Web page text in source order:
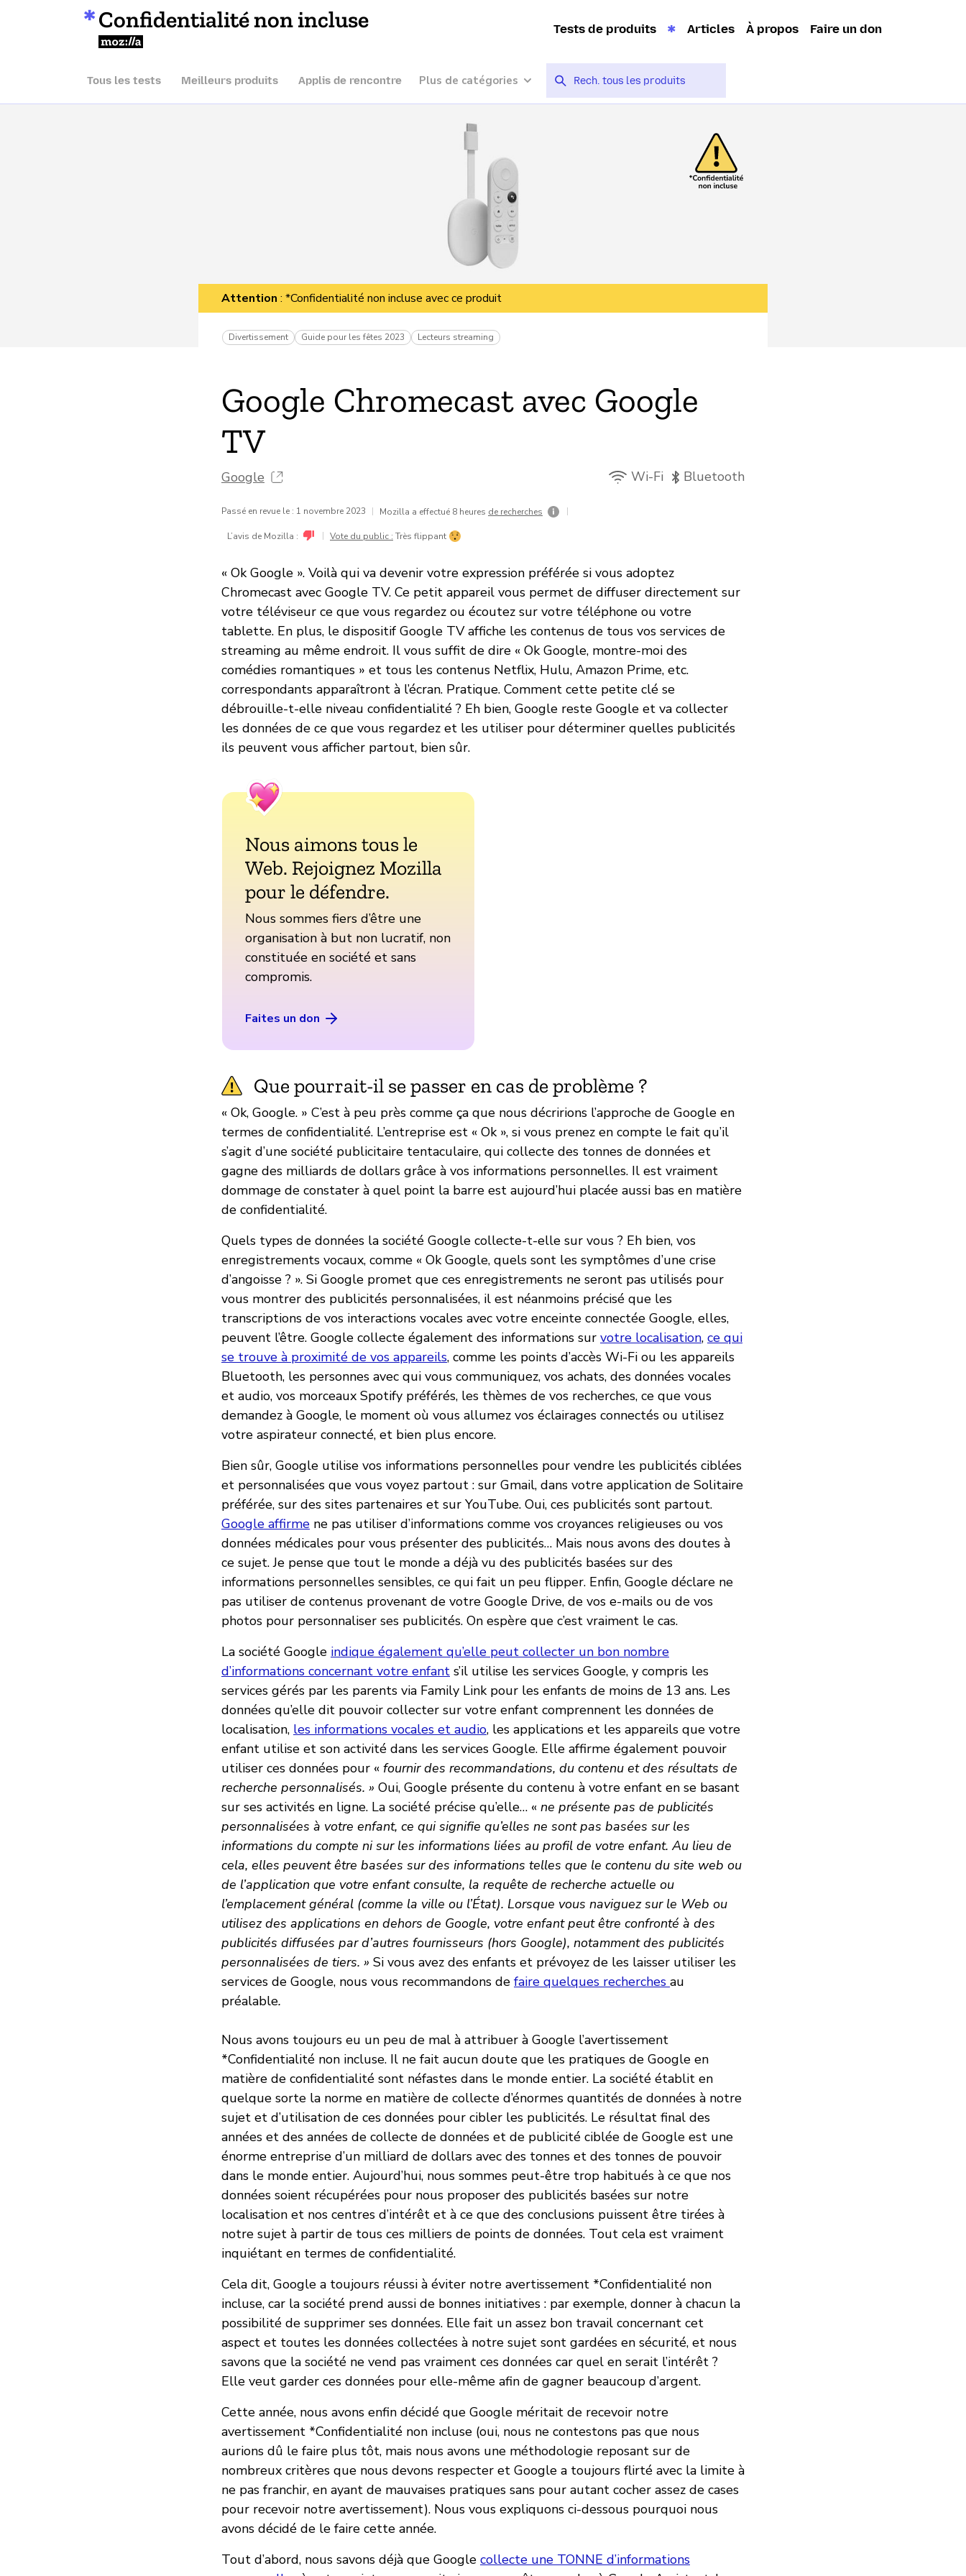
Confidentialité non incluse
Mozilla
Tests de produits Articles À propos Faire un don
Tous les tests Meilleurs produits Applis de rencontre Plus de catégories
Attention : *Confidentialité non incluse avec ce produit
Divertissement Guide pour les fêtes 2023 Lecteurs streaming
Google Chromecast avec Google
TV
Google Wi-Fi Bluetooth
Passé en revue le : 1 novembre 2023 | Mozilla a effectué 8 heures de recherches |
L’avis de Mozilla : | Vote du public : Très flippant
« Ok Google ». Voilà qui va devenir votre expression préférée si vous adoptez
Chromecast avec Google TV. Ce petit appareil vous permet de diffuser directement sur
votre téléviseur ce que vous regardez ou écoutez sur votre téléphone ou votre
tablette. En plus, le dispositif Google TV affiche les contenus de tous vos services de
streaming au même endroit. Il vous suffit de dire « Ok Google, montre-moi des
comédies romantiques » et tous les contenus Netflix, Hulu, Amazon Prime, etc.
correspondants apparaîtront à l’écran. Pratique. Comment cette petite clé se
débrouille-t-elle niveau confidentialité ? Eh bien, Google reste Google et va collecter
les données de ce que vous regardez et les utiliser pour déterminer quelles publicités
ils peuvent vous afficher partout, bien sûr.
Nous aimons tous le
Web. Rejoignez Mozilla
pour le défendre.
Nous sommes fiers d’être une
organisation à but non lucratif, non
constituée en société et sans
compromis.
Faites un don
Que pourrait-il se passer en cas de problème ?
« Ok, Google. » C’est à peu près comme ça que nous décririons l’approche de Google en
termes de confidentialité. L’entreprise est « Ok », si vous prenez en compte le fait qu’il
s’agit d’une société publicitaire tentaculaire, qui collecte des tonnes de données et
gagne des milliards de dollars grâce à vos informations personnelles. Il est vraiment
dommage de constater à quel point la barre est aujourd’hui placée aussi bas en matière
de confidentialité.
Quels types de données la société Google collecte-t-elle sur vous ? Eh bien, vos
enregistrements vocaux, comme « Ok Google, quels sont les symptômes d’une crise
d’angoisse ? ». Si Google promet que ces enregistrements ne seront pas utilisés pour
vous montrer des publicités personnalisées, il est néanmoins précisé que les
transcriptions de vos interactions vocales avec votre enceinte connectée Google, elles,
peuvent l’être. Google collecte également des informations sur votre localisation, ce qui
se trouve à proximité de vos appareils, comme les points d’accès Wi-Fi ou les appareils
Bluetooth, les personnes avec qui vous communiquez, vos achats, des données vocales
et audio, vos morceaux Spotify préférés, les thèmes de vos recherches, ce que vous
demandez à Google, le moment où vous allumez vos éclairages connectés ou utilisez
votre aspirateur connecté, et bien plus encore.
Bien sûr, Google utilise vos informations personnelles pour vendre les publicités ciblées
et personnalisées que vous voyez partout : sur Gmail, dans votre application de Solitaire
préférée, sur des sites partenaires et sur YouTube. Oui, ces publicités sont partout.
Google affirme ne pas utiliser d’informations comme vos croyances religieuses ou vos
données médicales pour vous présenter des publicités… Mais nous avons des doutes à
ce sujet. Je pense que tout le monde a déjà vu des publicités basées sur des
informations personnelles sensibles, ce qui fait un peu flipper. Enfin, Google déclare ne
pas utiliser de contenus provenant de votre Google Drive, de vos e-mails ou de vos
photos pour personnaliser ses publicités. On espère que c’est vraiment le cas.
La société Google indique également qu’elle peut collecter un bon nombre
d’informations concernant votre enfant s’il utilise les services Google, y compris les
services gérés par les parents via Family Link pour les enfants de moins de 13 ans. Les
données qu’elle dit pouvoir collecter sur votre enfant comprennent les données de
localisation, les informations vocales et audio, les applications et les appareils que votre
enfant utilise et son activité dans les services Google. Elle affirme également pouvoir
utiliser ces données pour « fournir des recommandations, du contenu et des résultats de
recherche personnalisés. » Oui, Google présente du contenu à votre enfant en se basant
sur ses activités en ligne. La société précise qu’elle… « ne présente pas de publicités
personnalisées à votre enfant, ce qui signifie qu’elles ne sont pas basées sur les
informations du compte ni sur les informations liées au profil de votre enfant. Au lieu de
cela, elles peuvent être basées sur des informations telles que le contenu du site web ou
de l’application que votre enfant consulte, la requête de recherche actuelle ou
l’emplacement général (comme la ville ou l’État). Lorsque vous naviguez sur le Web ou
utilisez des applications en dehors de Google, votre enfant peut être confronté à des
publicités diffusées par d’autres fournisseurs (hors Google), notamment des publicités
personnalisées de tiers. » Si vous avez des enfants et prévoyez de les laisser utiliser les
services de Google, nous vous recommandons de faire quelques recherches au
préalable.
Nous avons toujours eu un peu de mal à attribuer à Google l’avertissement
*Confidentialité non incluse. Il ne fait aucun doute que les pratiques de Google en
matière de confidentialité sont néfastes dans le monde entier. La société établit en
quelque sorte la norme en matière de collecte d’énormes quantités de données à notre
sujet et d’utilisation de ces données pour cibler les publicités. Le résultat final des
années et des années de collecte de données et de publicité ciblée de Google est une
énorme entreprise d’un milliard de dollars avec des tonnes et des tonnes de pouvoir
dans le monde entier. Aujourd’hui, nous sommes peut-être trop habitués à ce que nos
données soient récupérées pour nous proposer des publicités basées sur notre
localisation et nos centres d’intérêt et à ce que des conclusions puissent être tirées à
notre sujet à partir de tous ces milliers de points de données. Tout cela est vraiment
inquiétant en termes de confidentialité.
Cela dit, Google a toujours réussi à éviter notre avertissement *Confidentialité non
incluse, car la société prend aussi de bonnes initiatives : par exemple, donner à chacun la
possibilité de supprimer ses données. Elle fait un assez bon travail concernant cet
aspect et toutes les données collectées à notre sujet sont gardées en sécurité, et nous
savons que la société ne vend pas vraiment ces données car quel en serait l’intérêt ?
Elle veut garder ces données pour elle-même afin de gagner beaucoup d’argent.
Cette année, nous avons enfin décidé que Google méritait de recevoir notre
avertissement *Confidentialité non incluse (oui, nous ne contestons pas que nous
aurions dû le faire plus tôt, mais nous avons une méthodologie reposant sur de
nombreux critères que nous devons respecter et Google a toujours flirté avec la limite à
ne pas franchir, en ayant de mauvaises pratiques sans pour autant cocher assez de cases
pour recevoir notre avertissement). Nous vous expliquons ci-dessous pourquoi nous
avons décidé de le faire cette année.
Tout d’abord, nous savons déjà que Google collecte une TONNE d’informations